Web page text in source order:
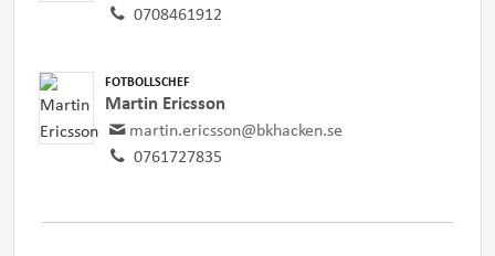
0708461912
FOTBOLLSCHEF
Martin Ericsson
martin.ericsson@bkhacken.se
0761727835